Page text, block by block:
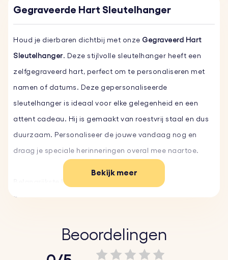
Gegraveerde Hart Sleutelhanger
Houd je dierbaren dichtbij met onze Gegraveerd Hart
Sleutelhanger. Deze stijlvolle sleutelhanger heeft een
zelfgegraveerd hart, perfect om te personaliseren met
namen of datums. Deze gepersonaliseerde
sleutelhanger is ideaal voor elke gelegenheid en een
attent cadeau. Hij is gemaakt van roestvrij staal en dus
duurzaam. Personaliseer de jouwe vandaag nog en
draag je speciale herinneringen overal mee naartoe.
Belangrijkste kenmerken:
♥
verschillende lettertypes.
Kies uit onze leuke emoji's om je
Bekijk meer
Beoordelingen